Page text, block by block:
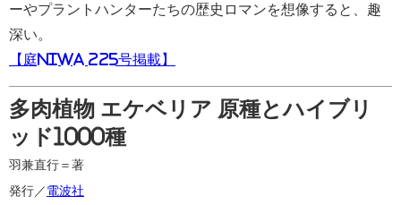
ーやプラントハンターたちの歴史ロマンを想像すると、趣
深い。
【庭NIWA 225号掲載】
多肉植物 エケベリア 原種とハイブリ
ッド1000種
羽兼直行＝著
発行／ 電波社